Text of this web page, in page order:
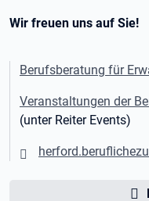
Wir freuen uns auf Sie!
Berufsberatung für
Veranstaltungen der
(unter Reiter Events)